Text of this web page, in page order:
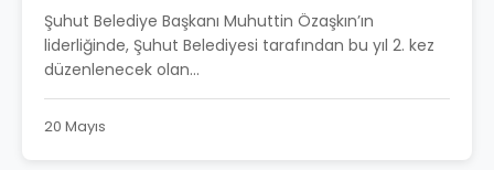
Şuhut Belediye Başkanı Muhuttin Özaşkın’ın
liderliğinde, Şuhut Belediyesi tarafından bu yıl 2. kez
düzenlenecek olan...
20 Mayıs